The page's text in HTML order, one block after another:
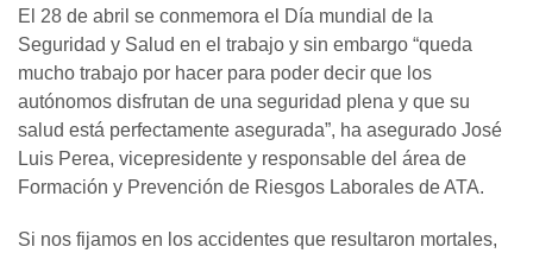
El 28 de abril se conmemora el Día mundial de la
Seguridad y Salud en el trabajo y sin embargo “queda
mucho trabajo por hacer para poder decir que los
autónomos disfrutan de una seguridad plena y que su
salud está perfectamente asegurada”, ha asegurado José
Luis Perea, vicepresidente y responsable del área de
Formación y Prevención de Riesgos Laborales de ATA.
Si nos fijamos en los accidentes que resultaron mortales,